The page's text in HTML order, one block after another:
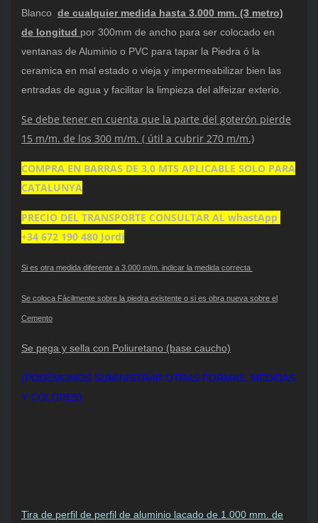
Blanco de cualquier medida hasta 3.000 mm. (3 metro)
de longitud por 300mm de ancho para ser colocado en
ventanas de Aluminio o PVC para tapar la Piedra ó la
ceramica en mal estado o vieja y impermeabilizar bien las
entradas de agua y facilitar la limpieza del alfeizar exterio.
Se debe tener en cuenta que la parte del goterón pierde
15 m/m. de los 300 m/m. ( útil a cubrir 270 m/m.)
COMPRA EN BARRAS DE 3,0 MTS APLICABLE SOLO PARA
CATALUNYA
PRECIO DEL TRANSPORTE CONSULTAR AL whastApp
+34 672 190 480 Jordi
Si es otra medida diferente a 3.000 m/m. indicar la medida correcta
Se coloca Fácilmente sobre la piedra existente o si es obra nueva sobre el
Cemento
Se pega y sella con Poliuretano (base caucho)
(PODEMOMOS SUMINISTRAR OTRAS FORMAS, MEDIDAS
Y COLORES)
Tira de perfil de perfil de aluminio lacado de 1.000 mm. de